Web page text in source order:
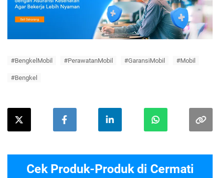
#BengkelMobil #PerawatanMobil #GaransiMobil #Mobil
#Bengkel
Cek Produk-Produk di Cermati